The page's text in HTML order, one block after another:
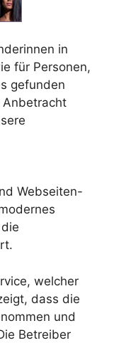
in
für Personen,
gefunden
Anbetracht
Webseiten-
welcher
dass die
und
Betreiber